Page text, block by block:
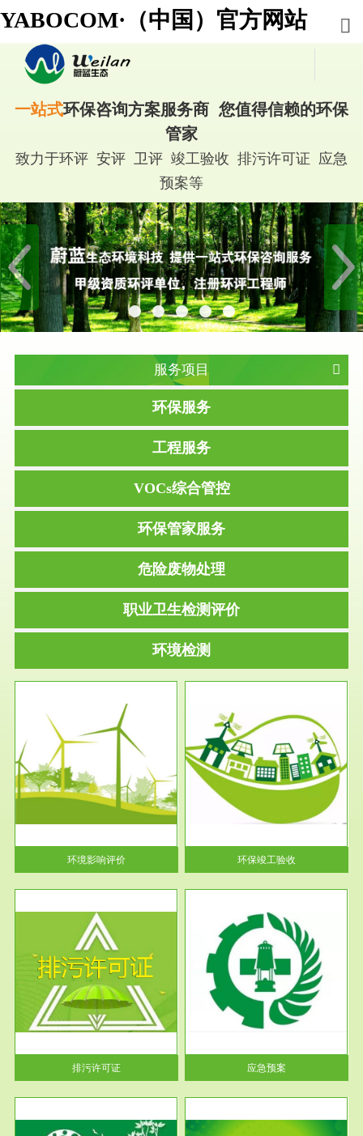
YABOCOM·（中国）官方网站
一站式环保咨询方案服务商 您值得信赖的环保
管家
致力于环评 安评 卫评 竣工验收 排污许可证 应急
预案等
服务项目
环保服务
工程服务
VOCs综合管控
环保管家服务
危险废物处理
职业卫生检测评价
环境检测
环境影响评价
服务范围
环保竣工验收
根据《建设项目环境保护管理条
例》第十七条 编制环境影响报
告书、...
环保竣工验收
排污许可证
服务范围
应急预案
根据《中华人民共和国环境保护
法》第十九条 企业事业单位应
当按照...
应急预案